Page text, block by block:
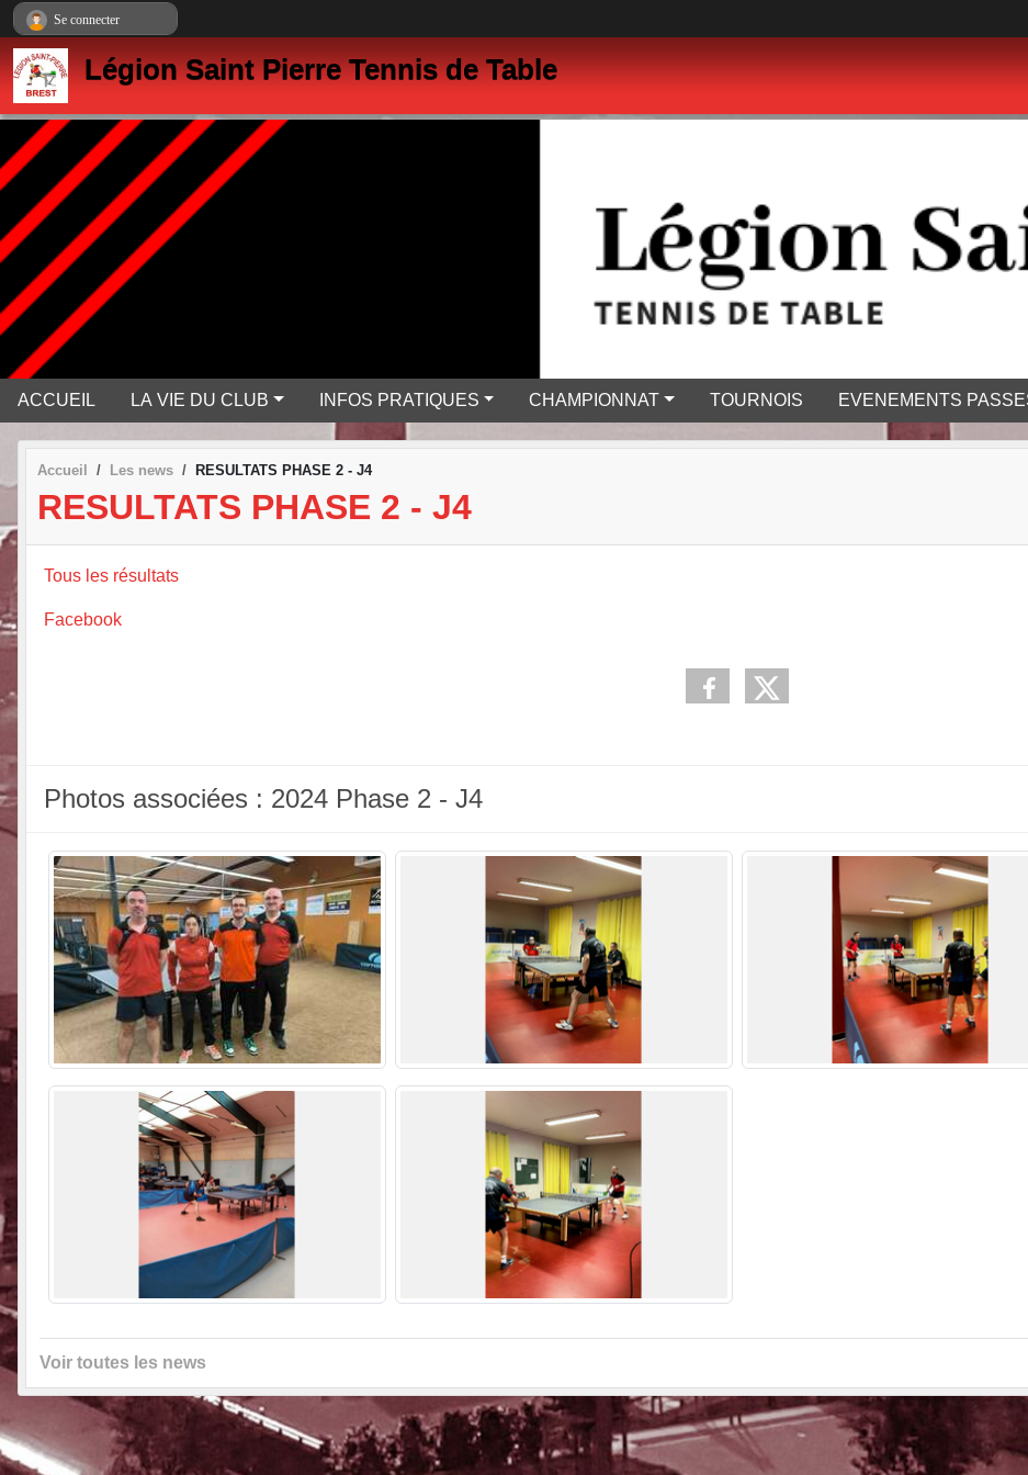
Légion Saint Pierre Tennis de Table
ACCUEIL LA VIE DU CLUB INFOS PRATIQUES CHAMPIONNAT TOURNOIS EVENEMENTS
Accueil Les news RESULTATS PHASE 2 - J4
RESULTATS PHASE 2 - J4
Tous les résultats
Facebook
Photos associées : 2024 Phase 2 - J4
Voir toutes les news
Se connecter
Panneau de gestion des cookies